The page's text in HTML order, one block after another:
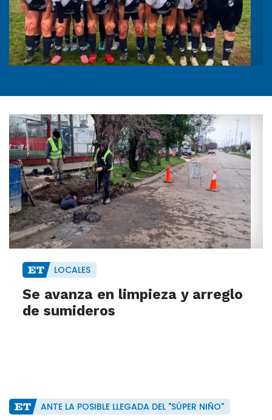
LOCALES
Se avanza en limpieza y arreglo
de sumideros
ANTE LA POSIBLE LLEGADA DEL "SÚPER NIÑO"